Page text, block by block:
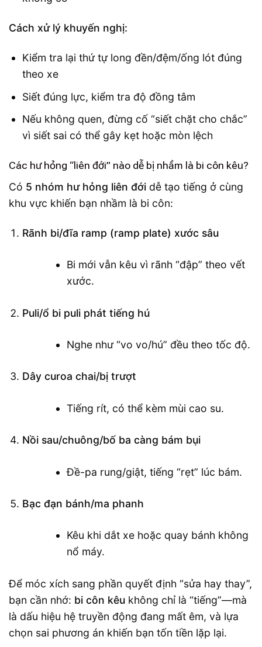
Cách xử lý khuyến nghị:
Kiểm tra lại thứ tự long đền/đệm/ống lót đúng
theo xe
Siết đúng lực, kiểm tra độ đồng tâm
Nếu không quen, đừng cố “siết chặt cho chắc”
vì siết sai có thể gây kẹt hoặc mòn lệch
Các hư hỏng “liên đới” nào dễ bị nhầm là bi côn kêu?
Có 5 nhóm hư hỏng liên đới dễ tạo tiếng ở cùng
khu vực khiến bạn nhầm là bi côn:
Rãnh bi/đĩa ramp (ramp plate) xước sâu
Bi mới vẫn kêu vì rãnh “đập” theo vết
xước.
Puli/ổ bi puli phát tiếng hú
Nghe như “vo vo/hú” đều theo tốc độ.
Dây curoa chai/bị trượt
Tiếng rít, có thể kèm mùi cao su.
Nồi sau/chuông/bố ba càng bám bụi
Đề-pa rung/giật, tiếng “rẹt” lúc bám.
Bạc đạn bánh/ma phanh
Kêu khi dắt xe hoặc quay bánh không
nổ máy.
Để móc xích sang phần quyết định “sửa hay thay”,
bạn cần nhớ: bi côn kêu không chỉ là “tiếng”—mà
là dấu hiệu hệ truyền động đang mất êm, và lựa
chọn sai phương án khiến bạn tốn tiền lặp lại.